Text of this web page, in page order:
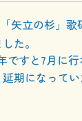
「矢立の杉」
た。
ですと7月に
期になって